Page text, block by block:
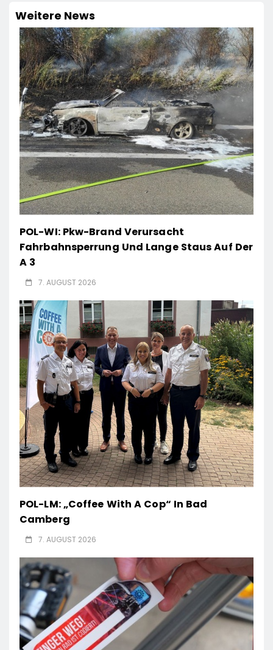
Weitere News
POL-WI: Pkw-Brand Verursacht
Fahrbahnsperrung Und Lange Staus Auf Der
A 3
7. AUGUST 2026
POL-LM: „Coffee With A Cop“ In Bad
Camberg
7. AUGUST 2026